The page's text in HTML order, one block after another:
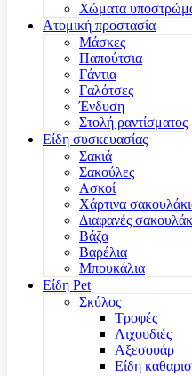
Χώματα
Ατομική προστασία
Μάσκες
Παπούτσια
Γάντια
Γαλότσες
Ένδυση
Στολή ραντίσματος
Είδη συσκευασίας
Σακιά
Σακούλες
Ασκοί
Χάρτινα
Διαφανές
Βάζα
Βαρέλια
Μπουκάλια
Είδη Pet
Σκύλος
Τροφές
Λιχουδιές
Αξεσουάρ
Είδη